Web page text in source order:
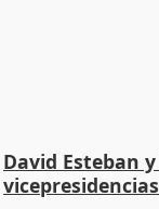
David Esteban